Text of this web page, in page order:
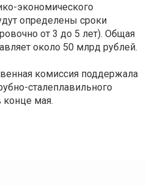
экономического
определены сроки
от 3 до 5 лет). Общая
около 50 млрд рублей.
комиссия поддержала
сталеплавильного
мая.